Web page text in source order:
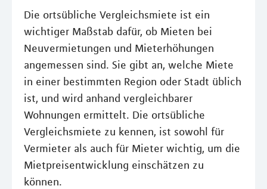
Die ortsübliche Vergleichsmiete ist ein
wichtiger Maßstab dafür, ob Mieten bei
Neuvermietungen und Mieterhöhungen
angemessen sind. Sie gibt an, welche Miete
in einer bestimmten Region oder Stadt üblich
ist, und wird anhand vergleichbarer
Wohnungen ermittelt. Die ortsübliche
Vergleichsmiete zu kennen, ist sowohl für
Vermieter als auch für Mieter wichtig, um die
Mietpreisentwicklung einschätzen zu
können.